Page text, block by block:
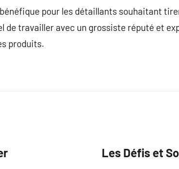
pour les détaillants souhaitant
de travailler avec un grossiste réputé et
produits.
Les Défis et